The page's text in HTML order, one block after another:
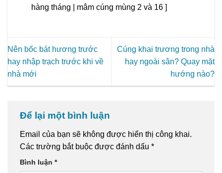
hàng tháng | mâm cúng mùng 2 và 16 ]
Nên bốc bát hương trước
hay nhập trạch trước khi về
nhà mới
Cúng khai trương trong nhà
hay ngoài sân? Quay mặt
hướng nào?
Để lại một bình luận
Email của bạn sẽ không được hiển thị công khai.
Các trường bắt buộc được đánh dấu *
Bình luận *